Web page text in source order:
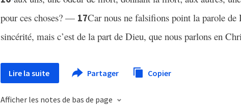
pour ces choses? — 17Car nous ne falsifions point la parole de
sincérité, mais c’est de la part de Dieu, que nous parlons en
Lire la suite Partager Copier
Afficher les notes de bas de page